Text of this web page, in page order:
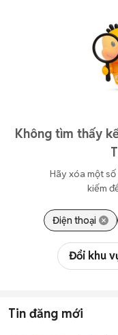
Không tìm thấy
Hãy xóa một
kiếm
Điện thoại
Đổi khu
Tin đăng mới